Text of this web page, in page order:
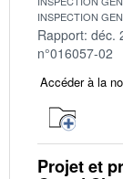
INSPECTION
Rapport: déc.
n°016057-02
Accéder à la
Projet et